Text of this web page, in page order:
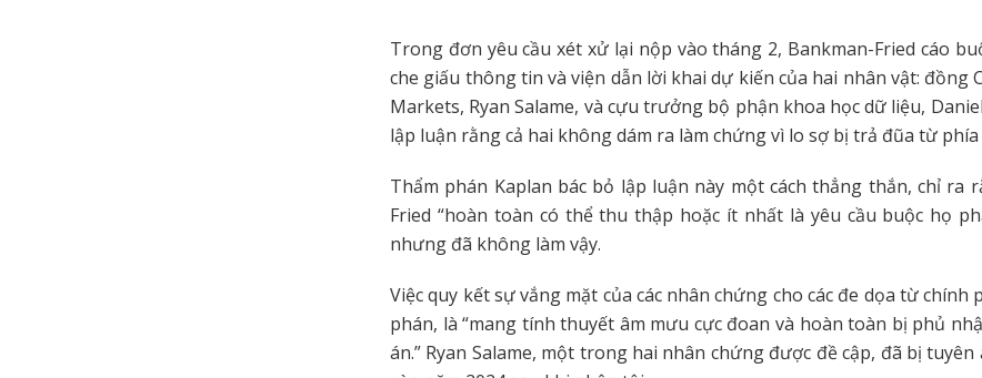
Trong đơn yêu cầu xét xử lại nộp vào tháng 2, Bankman-Fried cáo
che giấu thông tin và viện dẫn lời khai dự kiến của hai nhân vật: đồng
Markets, Ryan Salame, và cựu trưởng bộ phận khoa học dữ liệu,
lập luận rằng cả hai không dám ra làm chứng vì lo sợ bị trả đũa từ
Thẩm phán Kaplan bác bỏ lập luận này một cách thẳng thắn, chỉ ra
Fried “hoàn toàn có thể thu thập hoặc ít nhất là yêu cầu buộc họ
nhưng đã không làm vậy.
Việc quy kết sự vắng mặt của các nhân chứng cho các đe dọa từ chính
phán, là “mang tính thuyết âm mưu cực đoan và hoàn toàn bị phủ
án.” Ryan Salame, một trong hai nhân chứng được đề cập, đã bị